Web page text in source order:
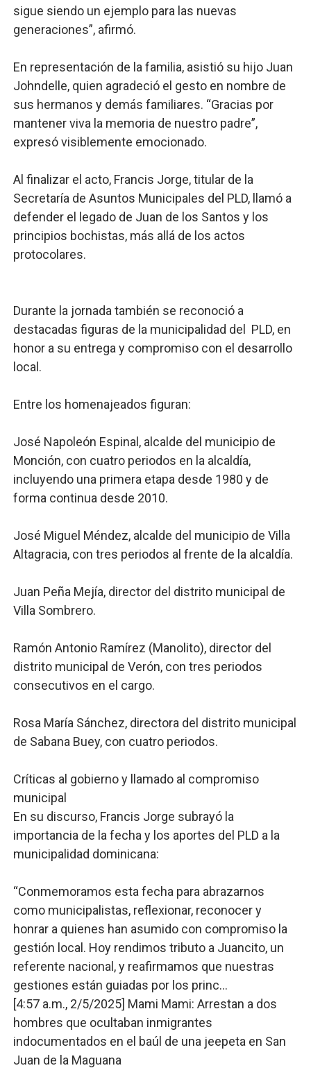
sigue siendo un ejemplo para las nuevas
generaciones”, afirmó.
En representación de la familia, asistió su hijo Juan
Johndelle, quien agradeció el gesto en nombre de
sus hermanos y demás familiares. “Gracias por
mantener viva la memoria de nuestro padre”,
expresó visiblemente emocionado.
Al finalizar el acto, Francis Jorge, titular de la
Secretaría de Asuntos Municipales del PLD, llamó a
defender el legado de Juan de los Santos y los
principios bochistas, más allá de los actos
protocolares.
Durante la jornada también se reconoció a
destacadas figuras de la municipalidad del PLD, en
honor a su entrega y compromiso con el desarrollo
local.
Entre los homenajeados figuran:
José Napoleón Espinal, alcalde del municipio de
Monción, con cuatro periodos en la alcaldía,
incluyendo una primera etapa desde 1980 y de
forma continua desde 2010.
José Miguel Méndez, alcalde del municipio de Villa
Altagracia, con tres periodos al frente de la alcaldía.
Juan Peña Mejía, director del distrito municipal de
Villa Sombrero.
Ramón Antonio Ramírez (Manolito), director del
distrito municipal de Verón, con tres periodos
consecutivos en el cargo.
Rosa María Sánchez, directora del distrito municipal
de Sabana Buey, con cuatro periodos.
Críticas al gobierno y llamado al compromiso
municipal
En su discurso, Francis Jorge subrayó la
importancia de la fecha y los aportes del PLD a la
municipalidad dominicana:
“Conmemoramos esta fecha para abrazarnos
como municipalistas, reflexionar, reconocer y
honrar a quienes han asumido con compromiso la
gestión local. Hoy rendimos tributo a Juancito, un
referente nacional, y reafirmamos que nuestras
gestiones están guiadas por los princ…
[4:57 a.m., 2/5/2025] Mami Mami: Arrestan a dos
hombres que ocultaban inmigrantes
indocumentados en el baúl de una jeepeta en San
Juan de la Maguana